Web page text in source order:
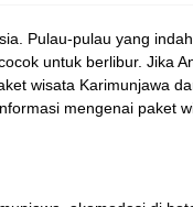
Pulau-pulau yang
untuk berlibur. Jika
wisata Karimunjawa
mengenai paket